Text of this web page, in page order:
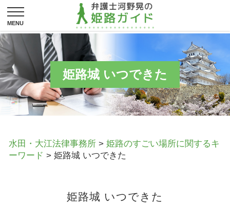
姫路城 いつできた
水田・大江法律事務所 > 姫路のすごい場所に関するキ
ーワード > 姫路城 いつできた
姫路城 いつできた